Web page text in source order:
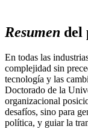
Resumen del
En todas las
complejidad sin
tecnología y las
Doctorado de la
organizacional
desafíos, sino para
política, y guiar la